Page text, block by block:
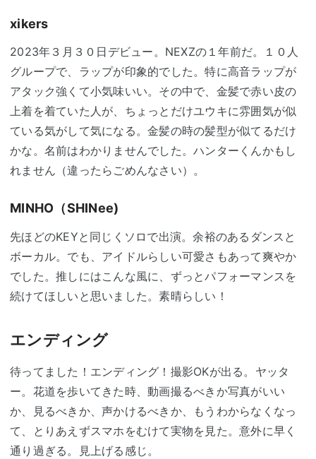
xikers
2023年３月３０日デビュー。NEXZの１年前だ。１０人
グループで、ラップが印象的でした。特に高音ラップが
アタック強くて小気味いい。その中で、金髪で赤い皮の
上着を着ていた人が、ちょっとだけユウキに雰囲気が似
ている気がして気になる。金髪の時の髪型が似てるだけ
かな。名前はわかりませんでした。ハンターくんかもし
れません（違ったらごめんなさい）。
MINHO（SHINee)
先ほどのKEYと同じくソロで出演。余裕のあるダンスと
ボーカル。でも、アイドルらしい可愛さもあって爽やか
でした。推しにはこんな風に、ずっとパフォーマンスを
続けてほしいと思いました。素晴らしい！
エンディング
待ってました！エンディング！撮影OKが出る。ヤッタ
ー。花道を歩いてきた時、動画撮るべきか写真がいい
か、見るべきか、声かけるべきか、もうわからなくなっ
て、とりあえずスマホをむけて実物を見た。意外に早く
通り過ぎる。見上げる感じ。